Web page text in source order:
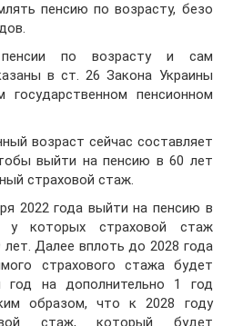
пенсию по возрасту, безо
пенсии по возрасту и сам
в ст. 26 Закона Украины
государственном пенсионном
возраст сейчас составляет
выйти на пенсию в 60 лет
страховой стаж.
2022 года выйти на пенсию в
которых страховой стаж
Далее вплоть до 2028 года
страхового стажа будет
год на дополнительно 1 год
образом, что к 2028 году
стаж, который будет